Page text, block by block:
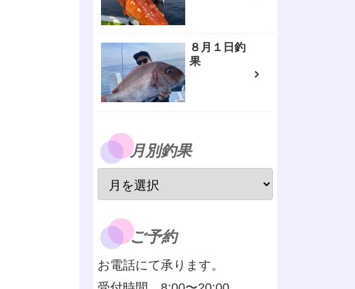
８月１日釣
果
月別釣果
ご予約
お電話にて承ります。